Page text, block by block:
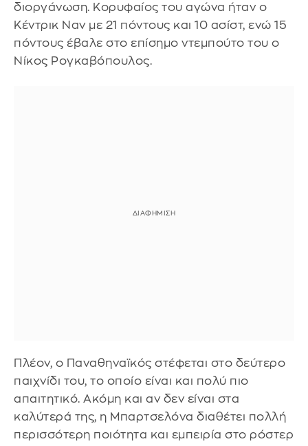
διοργάνωση. Κορυφαίος του αγώνα ήταν ο
Κέντρικ Ναν με 21 πόντους και 10 ασίστ, ενώ 15
πόντους έβαλε στο επίσημο ντεμπούτο του ο
Νίκος Ρογκαβόπουλος.
Πλέον, ο Παναθηναϊκός στέφεται στο δεύτερο
παιχνίδι του, το οποίο είναι και πολύ πιο
απαιτητικό. Ακόμη και αν δεν είναι στα
καλύτερά της, η Μπαρτσελόνα διαθέτει πολλή
περισσότερη ποιότητα και εμπειρία στο ρόστερ